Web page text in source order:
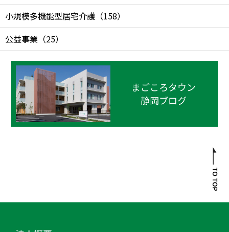
小規模多機能型居宅介護 （158）
公益事業 （25）
まごころタウン
静岡ブログ